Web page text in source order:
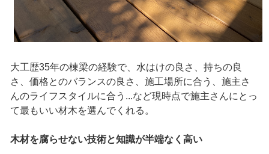
大工歴35年の棟梁の経験で、水はけの良さ、持ちの良
さ、価格とのバランスの良さ、施工場所に合う、施主さ
んのライフスタイルに合う...など現時点で施主さんにとっ
て最もいい材木を選んでくれる。
木材を腐らせない技術と知識が半端なく高い